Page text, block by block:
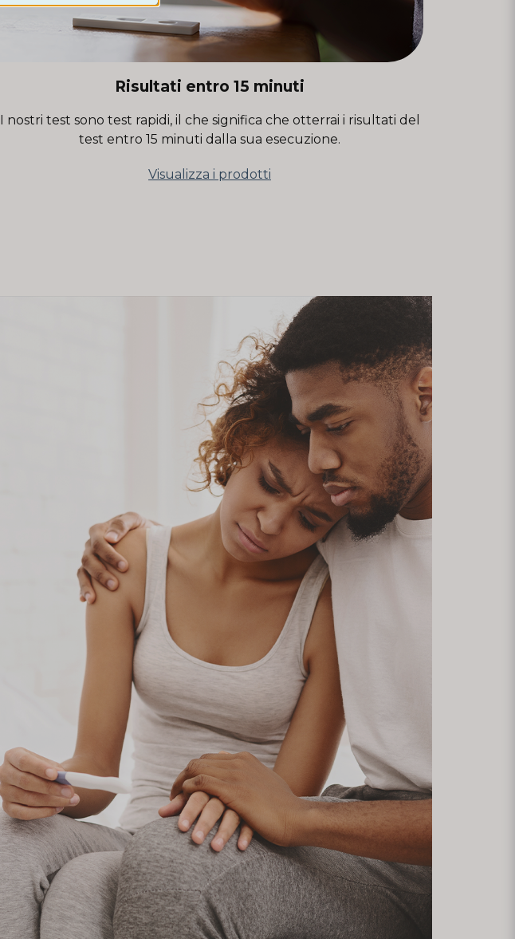
Risultati entro 15 minuti
I nostri test sono test rapidi, il che significa che otterrai i risultati del
test entro 15 minuti dalla sua esecuzione.
Visualizza i prodotti